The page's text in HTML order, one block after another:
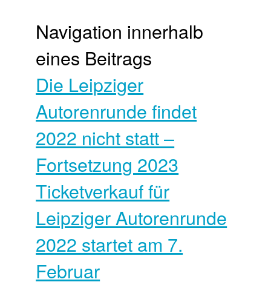
Navigation innerhalb
eines Beitrags
Die Leipziger
Autorenrunde findet
2022 nicht statt –
Fortsetzung 2023
Ticketverkauf für
Leipziger Autorenrunde
2022 startet am 7.
Februar